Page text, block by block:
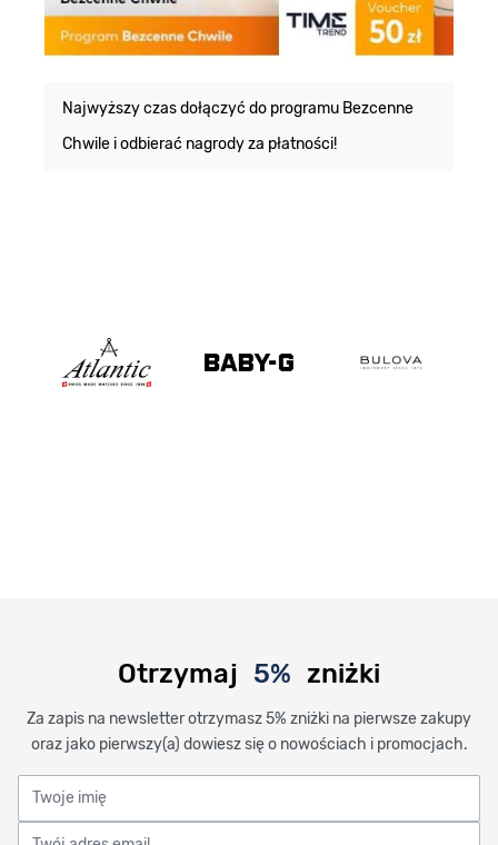
Najwyższy czas dołączyć do programu Bezcenne
Chwile i odbierać nagrody za płatności!
Otrzymaj 5% zniżki
Za zapis na newsletter otrzymasz 5% zniżki na pierwsze zakupy
oraz jako pierwszy(a) dowiesz się o nowościach i promocjach.
Twoje imię
Twój adres email